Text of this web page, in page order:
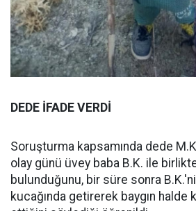
DEDE İFADE VERDİ
Soruşturma kapsamında dede
olay günü üvey baba B.K. ile
bulunduğunu, bir süre sonra
kucağında getirerek baygın